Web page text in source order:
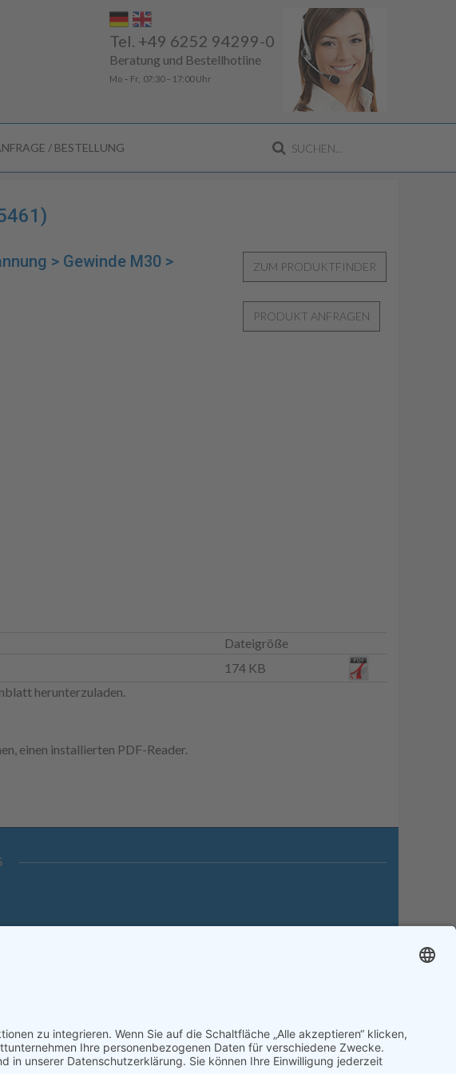
Tel. +49 6252 94299-0
Beratung und Bestellhotline
Mo – Fr, 07:30 – 17:00 Uhr
/ BESTELLUNG
> Gewinde M30 >
Dateigröße
174 KB
herunterzuladen.
einen installierten PDF-Reader.
AGB
Sitemap